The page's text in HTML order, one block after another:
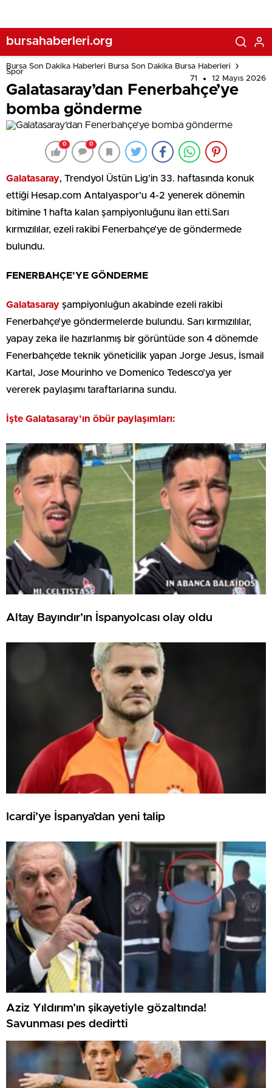
bursahaberleri.org
Bursa Son Dakika Haberleri Bursa Son Dakika Bursa Haberleri
Spor
71
12 Mayıs 2026
Galatasaray’dan Fenerbahçe’ye
bomba gönderme
0 0
Galatasaray, Trendyol Üstün Lig’in 33. haftasında konuk
ettiği Hesap.com Antalyaspor’u 4-2 yenerek dönemin
bitimine 1 hafta kalan şampiyonluğunu ilan etti.Sarı
kırmızılılar, ezeli rakibi Fenerbahçe’ye de göndermede
bulundu.
FENERBAHÇE’YE GÖNDERME
Galatasaray şampiyonluğun akabinde ezeli rakibi
Fenerbahçe’ye göndermelerde bulundu. Sarı kırmızılılar,
yapay zeka ile hazırlanmış bir görüntüde son 4 dönemde
Fenerbahçe’de teknik yöneticilik yapan Jorge Jesus, İsmail
Kartal, Jose Mourinho ve Domenico Tedesco’ya yer
vererek paylaşımı taraftarlarına sundu.
İşte Galatasaray’ın öbür paylaşımları:
Altay Bayındır’ın İspanyolcası olay oldu
Icardi’ye İspanya’dan yeni talip
Aziz Yıldırım’ın şikayetiyle gözaltında!
Savunması pes dedirtti